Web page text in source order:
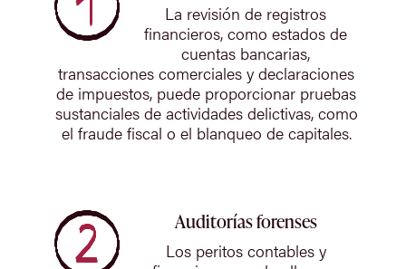
La revisión de registros
financieros, como estados de
cuentas bancarias,
transacciones comerciales y declaraciones
de impuestos, puede proporcionar pruebas
sustanciales de actividades delictivas, como
el fraude fiscal o el blanqueo de capitales.
Auditorías forenses
Los peritos contables y